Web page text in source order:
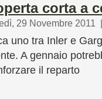
corta a
29 Novembre 2011
uno tra Inler e
A gennaio
il reparto